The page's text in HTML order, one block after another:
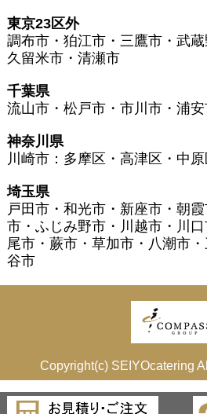
東京23区外
調布市・狛江市・三鷹市・武
久留米市・清瀬市
千葉県
流山市・松戸市・市川市・浦
神奈川県
川崎市：多摩区・高津区・中
埼玉県
戸田市・和光市・新座市・朝
市・ふじみ野市・川越市・川
尾市・蕨市・草加市・八潮市
谷市
Copyright(c) SEIYOcatering